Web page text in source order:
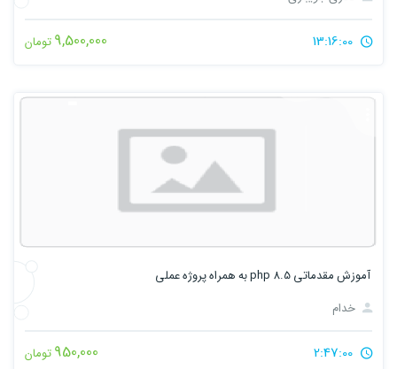
9,500,000تومان
آموزش مقدماتی php 8.5 به همراه پروژه عملی
خدام
950,000تومان